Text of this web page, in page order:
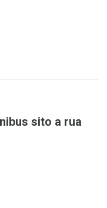
sito a rua